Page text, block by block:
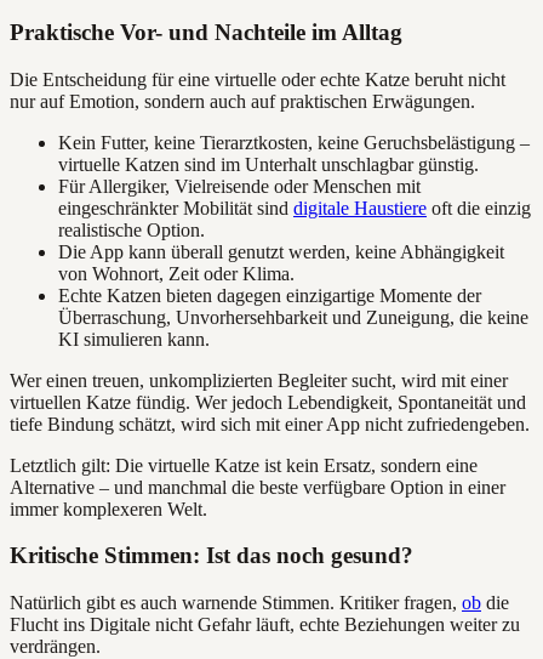
Praktische Vor- und Nachteile im Alltag
Die Entscheidung für eine virtuelle oder echte Katze beruht nicht
nur auf Emotion, sondern auch auf praktischen Erwägungen.
Kein Futter, keine Tierarztkosten, keine Geruchsbelästigung –
virtuelle Katzen sind im Unterhalt unschlagbar günstig.
Für Allergiker, Vielreisende oder Menschen mit
eingeschränkter Mobilität sind digitale Haustiere oft die einzig
realistische Option.
Die App kann überall genutzt werden, keine Abhängigkeit
von Wohnort, Zeit oder Klima.
Echte Katzen bieten dagegen einzigartige Momente der
Überraschung, Unvorhersehbarkeit und Zuneigung, die keine
KI simulieren kann.
Wer einen treuen, unkomplizierten Begleiter sucht, wird mit einer
virtuellen Katze fündig. Wer jedoch Lebendigkeit, Spontaneität und
tiefe Bindung schätzt, wird sich mit einer App nicht zufriedengeben.
Letztlich gilt: Die virtuelle Katze ist kein Ersatz, sondern eine
Alternative – und manchmal die beste verfügbare Option in einer
immer komplexeren Welt.
Kritische Stimmen: Ist das noch gesund?
Natürlich gibt es auch warnende Stimmen. Kritiker fragen, ob die
Flucht ins Digitale nicht Gefahr läuft, echte Beziehungen weiter zu
verdrängen.